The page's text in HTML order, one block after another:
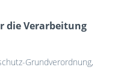
die Verarbeitung
Grundverordnung,